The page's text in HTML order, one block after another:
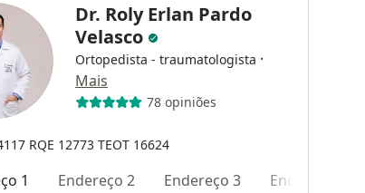
Dr. Roly Erlan Pardo
Velasco
Ortopedista - traumatologista ·
Mais
78 opiniões
RQE 12773 TEOT 16624
1 Endereço 2 Endereço 3 Endereço 4